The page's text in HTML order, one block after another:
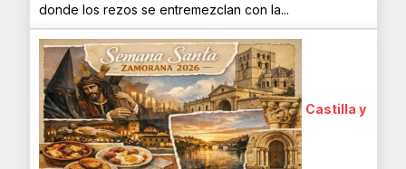
donde los rezos se entremezclan con la...
Castilla y